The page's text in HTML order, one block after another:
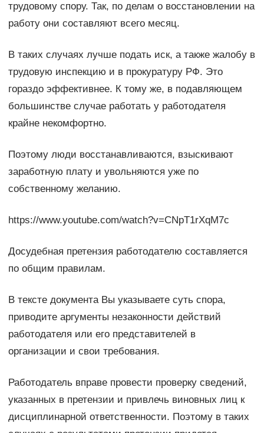
трудовому спору. Так, по делам о восстановлении на
работу они составляют всего месяц.
В таких случаях лучше подать иск, а также жалобу в
трудовую инспекцию и в прокуратуру РФ. Это
гораздо эффективнее. К тому же, в подавляющем
большинстве случае работать у работодателя
крайне некомфортно.
Поэтому люди восстанавливаются, взыскивают
заработную плату и увольняются уже по
собственному желанию.
https://www.youtube.com/watch?v=CNpT1rXqM7c
Досудебная претензия работодателю составляется
по общим правилам.
В тексте документа Вы указываете суть спора,
приводите аргументы незаконности действий
работодателя или его представителей в
организации и свои требования.
Работодатель вправе провести проверку сведений,
указанных в претензии и привлечь виновных лиц к
дисциплинарной ответственности. Поэтому в таких